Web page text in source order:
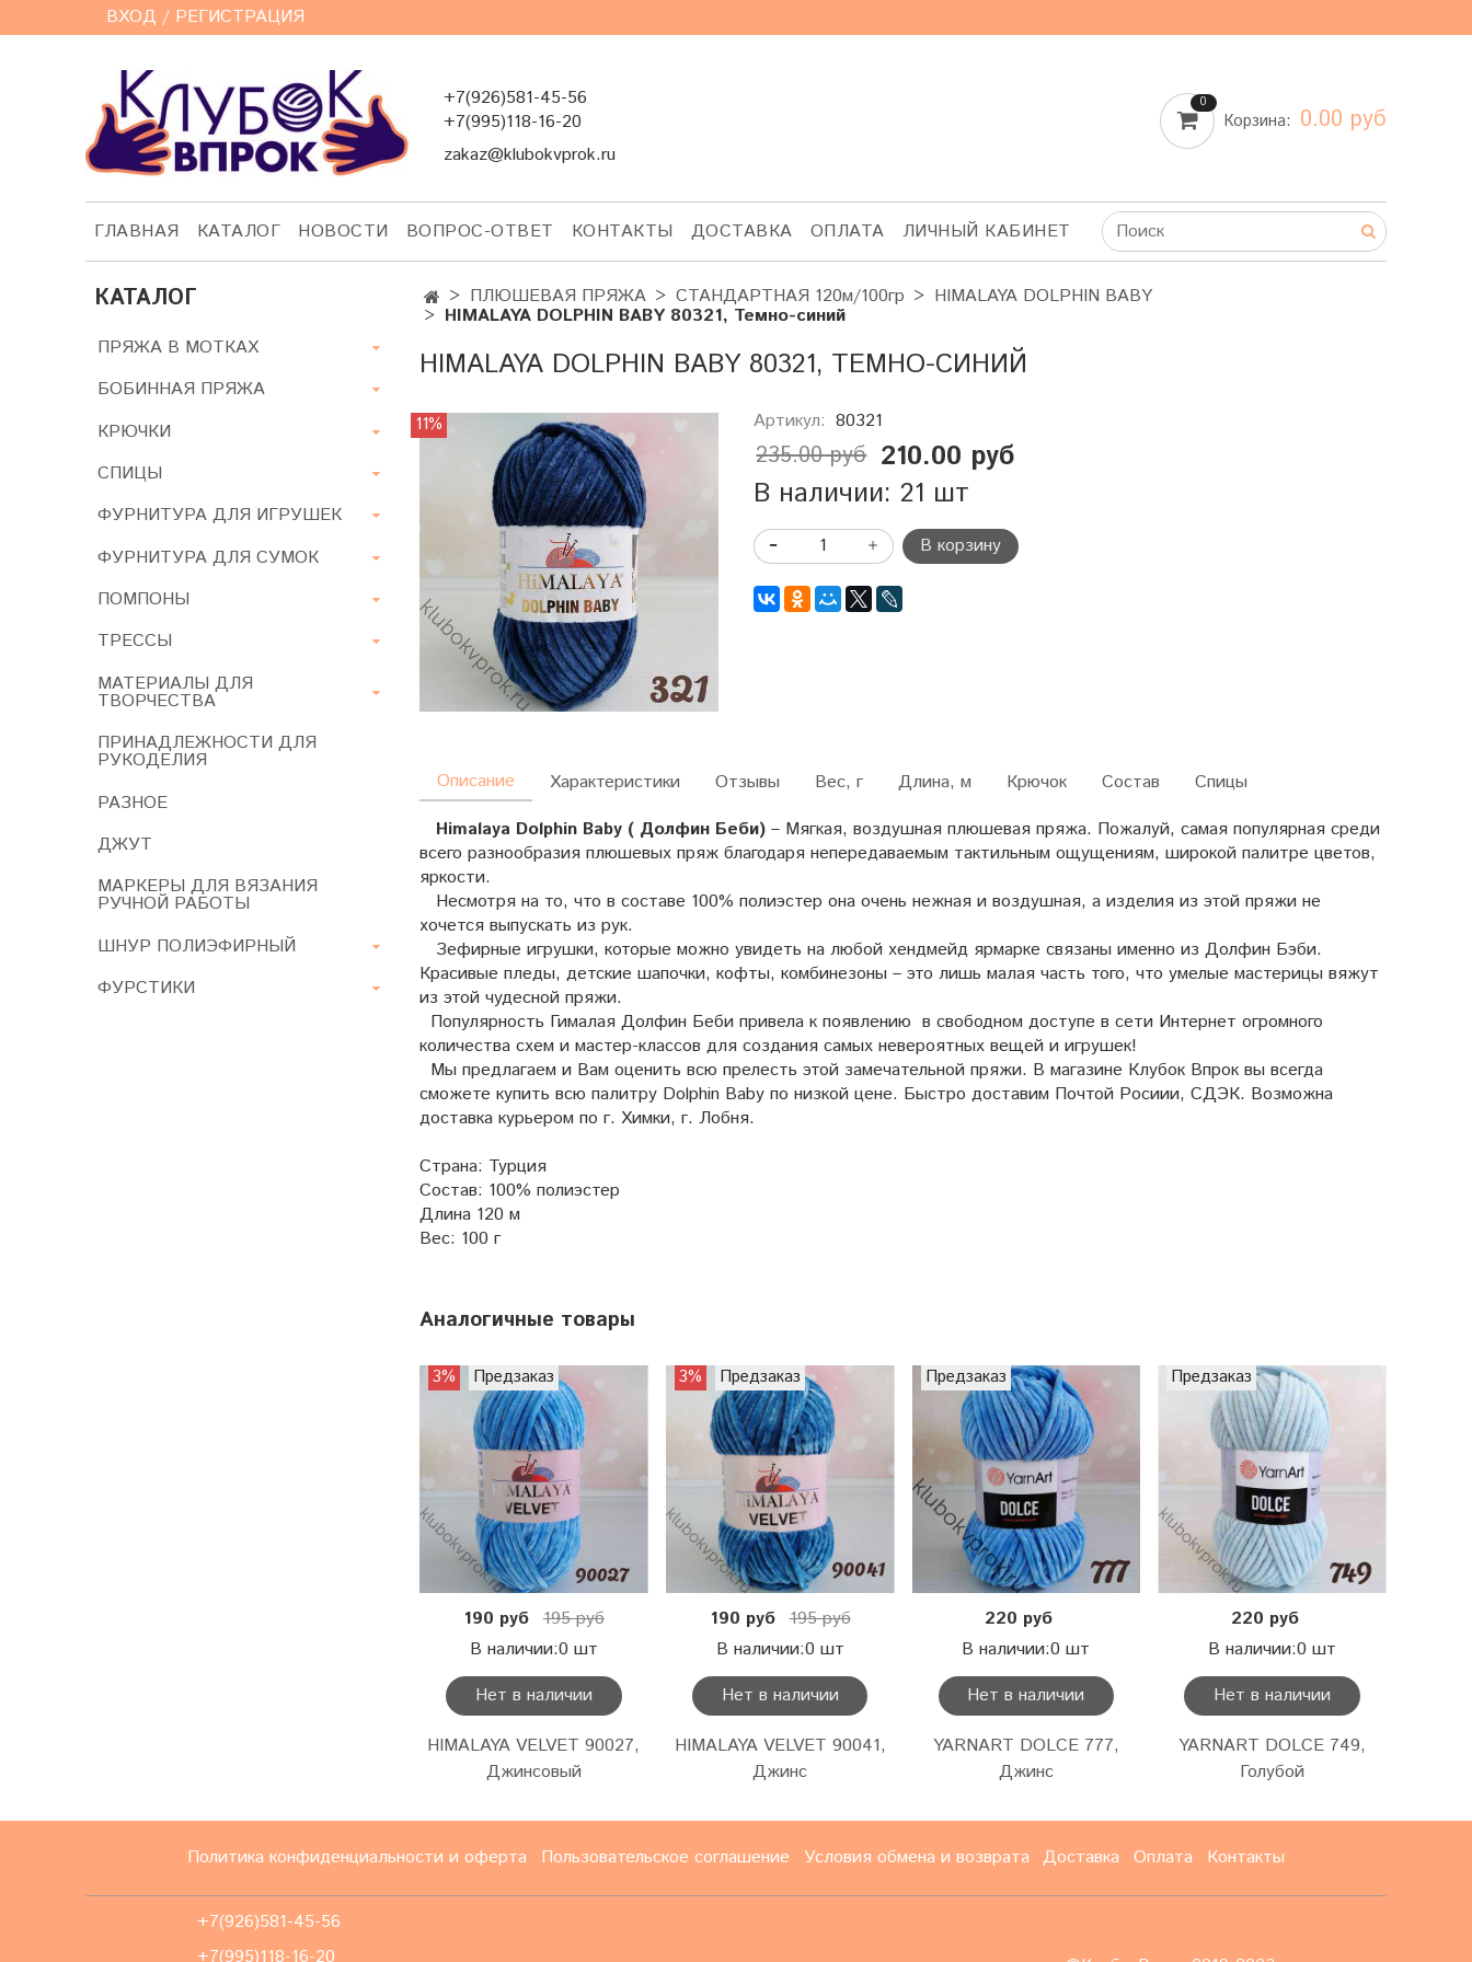
ВХОД / РЕГИСТРАЦИЯ
+7(926)581-45-56
+7(995)118-16-20
zakaz@klubokvprok.ru
0
Корзина: 0.00 руб
ГЛАВНАЯ КАТАЛОГ НОВОСТИ ВОПРОС-ОТВЕТ КОНТАКТЫ ДОСТАВКА ОПЛАТА ЛИЧНЫЙ КАБИНЕТ
ПЛЮШЕВАЯ ПРЯЖА СТАНДАРТНАЯ 120м/100гр HIMALAYA DOLPHIN BABY
HIMALAYA DOLPHIN BABY 80321, Темно-синий
HIMALAYA DOLPHIN BABY 80321, ТЕМНО-СИНИЙ
11% Артикул: 80321
235.00 руб 210.00 руб
В наличии: 21 шт
В корзину
Описание
Himalaya Dolphin Baby ( Долфин Беби) – Мягкая, воздушная плюшевая пряжа. Пожалуй, самая популярная среди
всего разнообразия плюшевых пряж благодаря непередаваемым тактильным ощущениям, широкой палитре цветов,
яркости.
Несмотря на то, что в составе 100% полиэстер она очень нежная и воздушная, а изделия из этой пряжи не
хочется выпускать из рук.
Зефирные игрушки, которые можно увидеть на любой хендмейд ярмарке связаны именно из Долфин Бэби.
Красивые пледы, детские шапочки, кофты, комбинезоны – это лишь малая часть того, что умелые мастерицы вяжут
из этой чудесной пряжи.
Популярность Гималая Долфин Беби привела к появлению в свободном доступе в сети Интернет огромного
количества схем и мастер-классов для создания самых невероятных вещей и игрушек!
Мы предлагаем и Вам оценить всю прелесть этой замечательной пряжи. В магазине Клубок Впрок вы всегда
сможете купить всю палитру Dolphin Baby по низкой цене. Быстро доставим Почтой Росиии, СДЭК. Возможна
доставка курьером по г. Химки, г. Лобня.
Страна: Турция
Состав: 100% полиэстер
Длина 120 м
Вес: 100 г
Характеристики Отзывы Вес, г Длина, м Крючок Состав Спицы
Аналогичные товары
3% Предзаказ
190 руб 195 руб
В наличии:0 шт
Нет в наличии
HIMALAYA VELVET 90027,
Джинсовый
3% Предзаказ
190 руб 195 руб
В наличии:0 шт
Нет в наличии
HIMALAYA VELVET 90041,
Джинс
Предзаказ
220 руб
В наличии:0 шт
Нет в наличии
YARNART DOLCE 777,
Джинс
Предзаказ
220 руб
В наличии:0 шт
Нет в наличии
YARNART DOLCE 749,
Голубой
КАТАЛОГ
ПРЯЖА В МОТКАХ
БОБИННАЯ ПРЯЖА
КРЮЧКИ
СПИЦЫ
ФУРНИТУРА ДЛЯ ИГРУШЕК
ФУРНИТУРА ДЛЯ СУМОК
ПОМПОНЫ
ТРЕССЫ
МАТЕРИАЛЫ ДЛЯ
ТВОРЧЕСТВА
ПРИНАДЛЕЖНОСТИ ДЛЯ
РУКОДЕЛИЯ
РАЗНОЕ
ДЖУТ
МАРКЕРЫ ДЛЯ ВЯЗАНИЯ
РУЧНОЙ РАБОТЫ
ШНУР ПОЛИЭФИРНЫЙ
ФУРСТИКИ
Политика конфиденциальности и оферта Пользовательское соглашение Условия обмена и возврата Доставка Оплата Контакты
+7(926)581-45-56